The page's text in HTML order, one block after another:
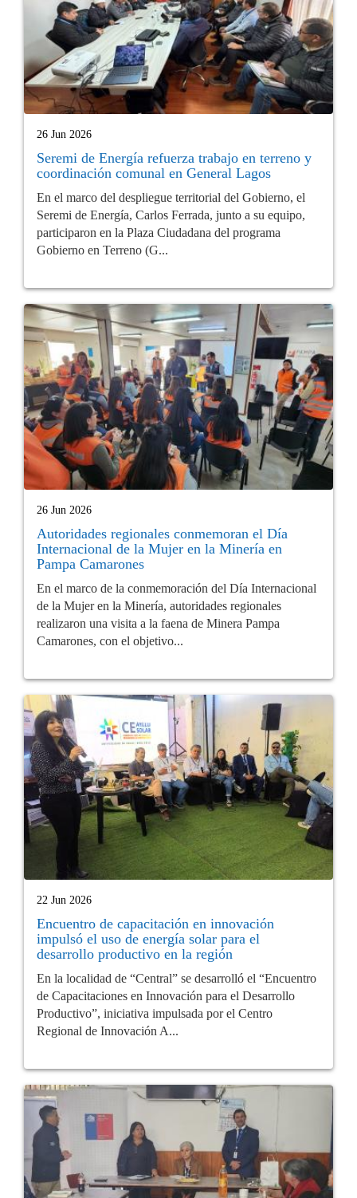
26 Jun 2026
Seremi de Energía refuerza trabajo en terreno y
coordinación comunal en General Lagos
En el marco del despliegue territorial del Gobierno, el
Seremi de Energía, Carlos Ferrada, junto a su equipo,
participaron en la Plaza Ciudadana del programa
Gobierno en Terreno (G...
26 Jun 2026
Autoridades regionales conmemoran el Día
Internacional de la Mujer en la Minería en
Pampa Camarones
En el marco de la conmemoración del Día Internacional
de la Mujer en la Minería, autoridades regionales
realizaron una visita a la faena de Minera Pampa
Camarones, con el objetivo...
22 Jun 2026
Encuentro de capacitación en innovación
impulsó el uso de energía solar para el
desarrollo productivo en la región
En la localidad de “Central” se desarrolló el “Encuentro
de Capacitaciones en Innovación para el Desarrollo
Productivo”, iniciativa impulsada por el Centro
Regional de Innovación A...